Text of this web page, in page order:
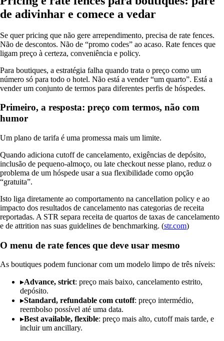
de adivinhar e comece a vedar
Se quer pricing que não gere arrependimento, precisa de rate fences.
Não de descontos. Não de “promo codes” ao acaso. Rate fences que
ligam preço à certeza, conveniência e policy.
Para boutiques, a estratégia falha quando trata o preço como um
número só para todo o hotel. Não está a vender “um quarto”. Está a
vender um conjunto de termos para diferentes perfis de hóspedes.
Primeiro, a resposta: preço com termos, não com
humor
Um plano de tarifa é uma promessa mais um limite.
Quando adiciona cutoff de cancelamento, exigências de depósito,
inclusão de pequeno-almoço, ou late checkout nesse plano, reduz o
problema de um hóspede usar a sua flexibilidade como opção
“gratuita”.
Isto liga diretamente ao comportamento na cancellation policy e ao
impacto dos resultados de cancelamento nas categorias de receita
reportadas. A STR separa receita de quartos de taxas de cancelamento
e de attrition nas suas guidelines de benchmarking. (str.com)
O menu de rate fences que deve usar mesmo
As boutiques podem funcionar com um modelo limpo de três níveis:
▸Advance, strict: preço mais baixo, cancelamento estrito,
depósito.
▸Standard, refundable com cutoff: preço intermédio,
reembolso possível até uma data.
▸Best available, flexible: preço mais alto, cutoff mais tarde, e
incluir um ancillary.